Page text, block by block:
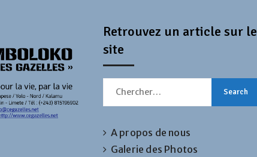
Retrouvez un article sur le
site
Search
A propos de nous
Galerie des Photos